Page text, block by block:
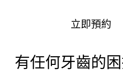
立即預約
有任何牙齒的困